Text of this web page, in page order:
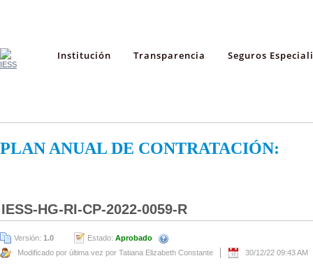
Institución Transparencia Seguros
PLAN ANUAL DE CONTRATACIÓN:
IESS-HG-RI-CP-2022-0059-R
Versión: 1.0 Estado: Aprobado
Modificado por última vez por Tatiana Elizabeth Constante
30/12/22 09:43 AM